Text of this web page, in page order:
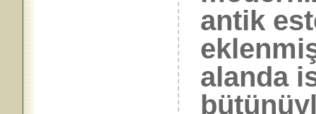
antik
alanda